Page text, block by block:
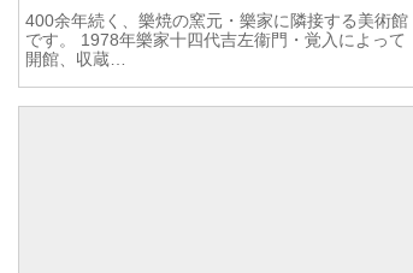
400余年続く、樂焼の窯元・樂家に隣接する美術館
です。 1978年樂家十四代吉左衞門・覚入によって
開館、収蔵…